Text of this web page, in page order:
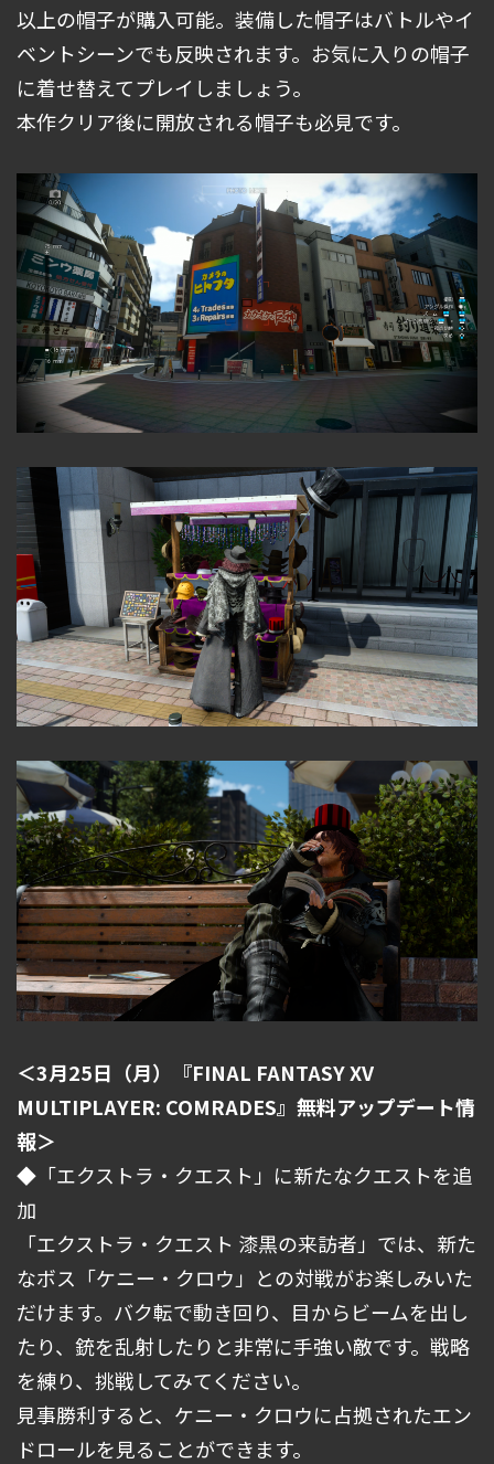
以上の帽子が購入可能。装備した帽子はバトルやイ
ベントシーンでも反映されます。お気に入りの帽子
に着せ替えてプレイしましょう。
本作クリア後に開放される帽子も必見です。
＜3月25日（月）『FINAL FANTASY XV
MULTIPLAYER: COMRADES』無料アップデート情
報＞
◆「エクストラ・クエスト」に新たなクエストを追
加
「エクストラ・クエスト 漆黒の来訪者」では、新た
なボス「ケニー・クロウ」との対戦がお楽しみいた
だけます。バク転で動き回り、目からビームを出し
たり、銃を乱射したりと非常に手強い敵です。戦略
を練り、挑戦してみてください。
見事勝利すると、ケニー・クロウに占拠されたエン
ドロールを見ることができます。